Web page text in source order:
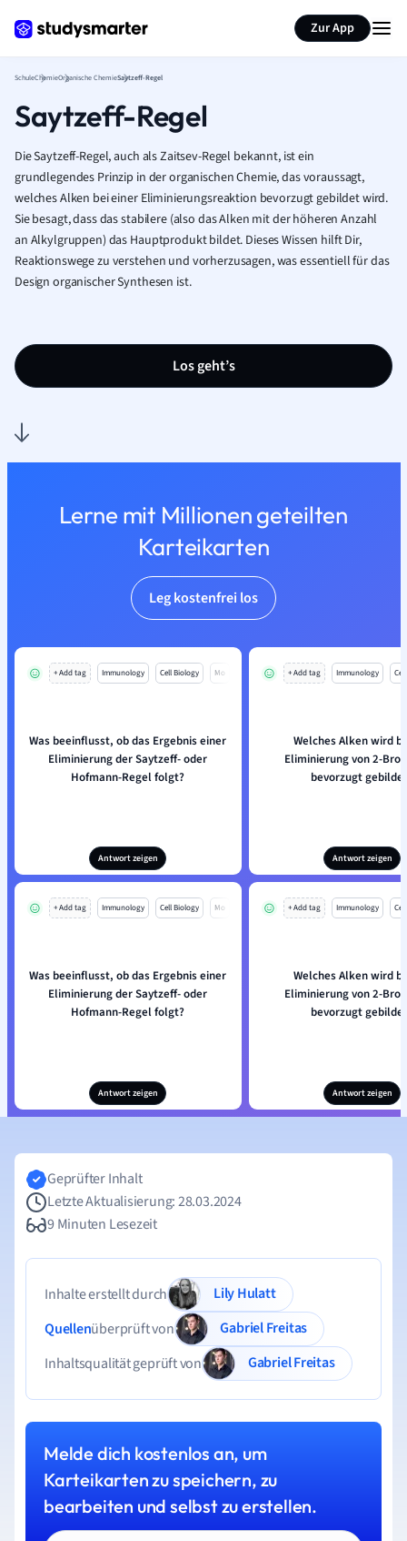
Zur App
SchuleChemieOrganische ChemieSaytzeff-Regel
Saytzeff-Regel
Die Saytzeff-Regel, auch als Zaitsev-Regel bekannt, ist ein
grundlegendes Prinzip in der organischen Chemie, das voraussagt,
welches Alken bei einer Eliminierungsreaktion bevorzugt gebildet wird.
Sie besagt, dass das stabilere (also das Alken mit der höheren Anzahl
an Alkylgruppen) das Hauptprodukt bildet. Dieses Wissen hilft Dir,
Reaktionswege zu verstehen und vorherzusagen, was essentiell für das
Design organischer Synthesen ist.
Los geht’s
Lerne mit Millionen geteilten
Karteikarten
Leg kostenfrei los
+ Add tag Immunology Cell Biology Mo
Was beeinflusst, ob das Ergebnis einer
Eliminierung der Saytzeff- oder
Hofmann-Regel folgt?
Antwort zeigen
+ Add tag Immunology
Welches Alken wird
Eliminierung von 2-
bevorzugt
Antwort zeigen
+ Add tag Immunology Cell Biology Mo
Was beeinflusst, ob das Ergebnis einer
Eliminierung der Saytzeff- oder
Hofmann-Regel folgt?
Antwort zeigen
+ Add tag Immunology
Welches Alken wird
Eliminierung von 2-
bevorzugt
Antwort zeigen
Seite zusammenfassen
Geprüfter Inhalt
Letzte Aktualisierung: 28.03.2024
9 Minuten Lesezeit
Inhalte erstellt durch
Lily Hulatt
Quellenüberprüft von
Gabriel Freitas
Inhaltsqualität geprüft von
Gabriel Freitas
Melde dich kostenlos an, um
Karteikarten zu speichern, zu
bearbeiten und selbst zu erstellen.